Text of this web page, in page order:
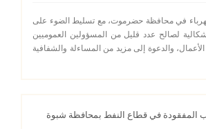
في محافظة حضرموت، مع تسليط الضوء على
لصالح عدد قليل من المسؤولين العموميين
والدعوة إلى مزيد من المساءلة والشفافية